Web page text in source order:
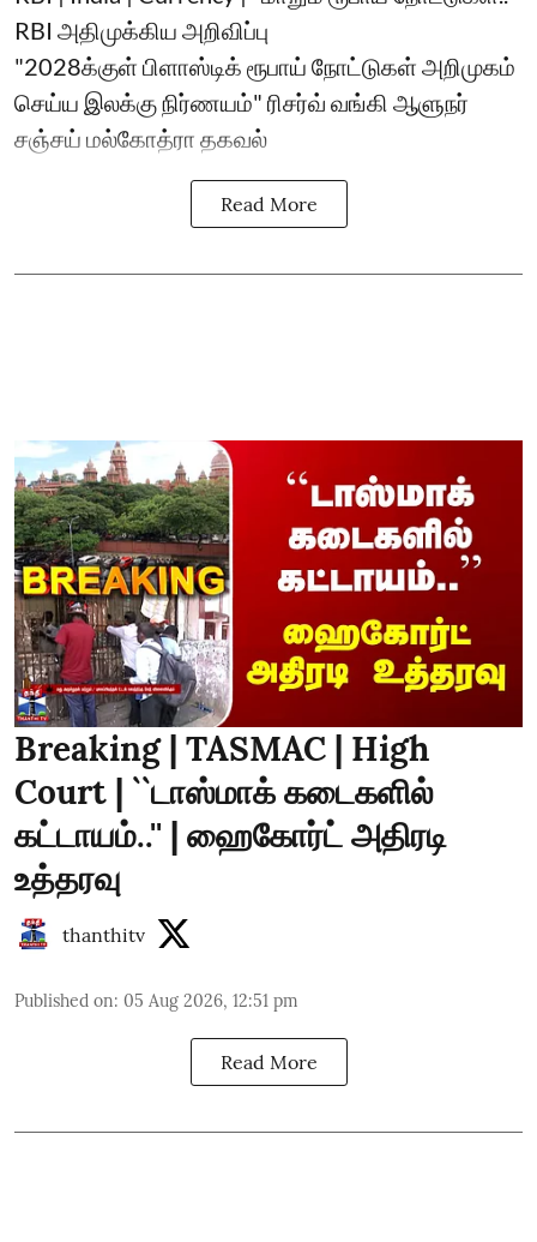
RBI அதிமுக்கிய அறிவிப்பு
"2028க்குள் பிளாஸ்டிக் ரூபாய் நோட்டுகள் அறிமுகம்
செய்ய இலக்கு நிர்ணயம்" ரிசர்வ் வங்கி ஆளுநர்
சஞ்சய் மல்கோத்ரா தகவல்
Read More
Breaking | TASMAC | High
Court | ``டாஸ்மாக் கடைகளில்
கட்டாயம்..'' | ஹைகோர்ட் அதிரடி
உத்தரவு
thanthitv
Published on: 05 Aug 2026, 12:51 pm
Read More